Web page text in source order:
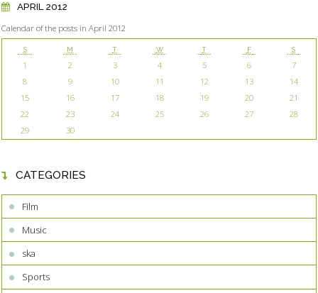
APRIL 2012
Calendar of the posts in April 2012
S M T W T F S
1 2 3 4 5 6
7
8
9 10 11 12 13
14
15
16 17 18 19 20
21
22
23 24 25 26 27
28
29
30
CATEGORIES
Film
Music
ska
Sports